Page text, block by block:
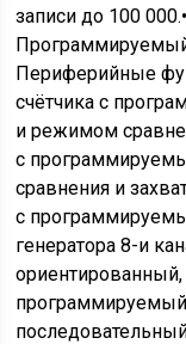
записи до 100
Периферийные
счётчика с
и режимом
с
сравнения и
с
генератора 8-и
программируемый